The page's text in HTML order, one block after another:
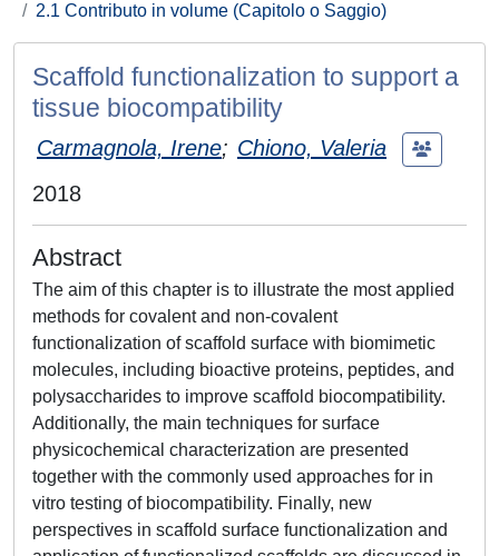
2.1 Contributo in volume (Capitolo o Saggio)
Scaffold functionalization to support a
tissue biocompatibility
Carmagnola, Irene; Chiono, Valeria
2018
Abstract
The aim of this chapter is to illustrate the most applied
methods for covalent and non-covalent
functionalization of scaffold surface with biomimetic
molecules, including bioactive proteins, peptides, and
polysaccharides to improve scaffold biocompatibility.
Additionally, the main techniques for surface
physicochemical characterization are presented
together with the commonly used approaches for in
vitro testing of biocompatibility. Finally, new
perspectives in scaffold surface functionalization and